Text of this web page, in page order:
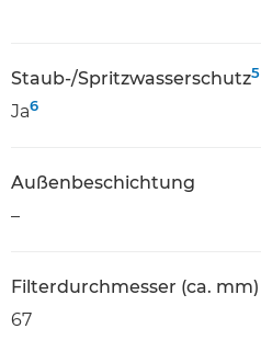
Staub-/Spritzwasserschutz5
Ja6
Außenbeschichtung
–
Filterdurchmesser (ca. mm)
67